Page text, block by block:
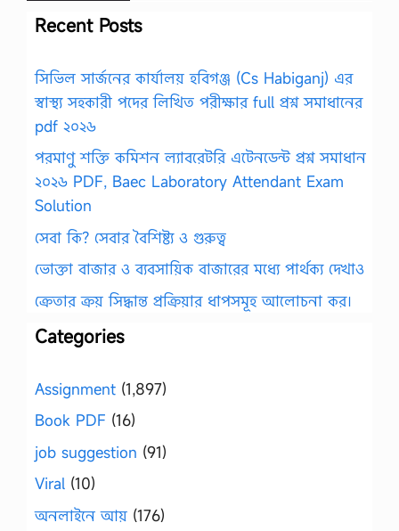
Recent Posts
সিভিল সার্জনের কার্যালয় হবিগঞ্জ (Cs Habiganj) এর
স্বাস্থ্য সহকারী পদের লিখিত পরীক্ষার full প্রশ্ন সমাধানের
pdf ২০২৬
পরমাণু শক্তি কমিশন ল্যাবরেটরি এটেনডেন্ট প্রশ্ন সমাধান
২০২৬ PDF, Baec Laboratory Attendant Exam
Solution
সেবা কি? সেবার বৈশিষ্ট্য ও গুরুত্ব
ভোক্তা বাজার ও ব্যবসায়িক বাজারের মধ্যে পার্থক্য দেখাও
ক্রেতার ক্রয় সিদ্ধান্ত প্রক্রিয়ার ধাপসমূহ আলোচনা কর।
Categories
Assignment (1,897)
Book PDF (16)
job suggestion (91)
Viral (10)
অনলাইনে আয় (176)